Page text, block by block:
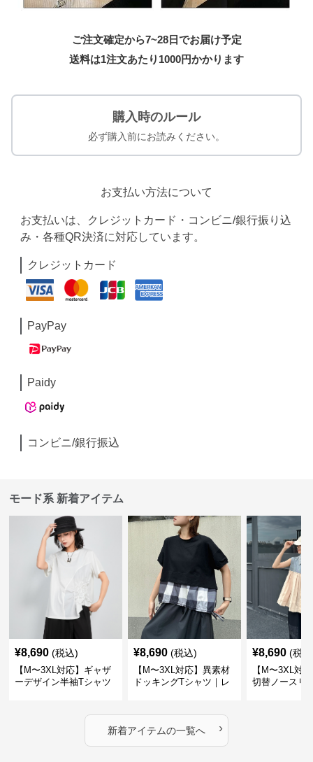
ご注文確定から7~28日でお届け予定
送料は1注文あたり 1000円かかります
購入時のルール
必ず購入前にお読みください。
お支払い方法について
お支払いは、クレジットカード・コンビニ/銀行振り込
み・各種QR決済に対応しています。
クレジットカード
PayPay
Paidy
コンビニ/銀行振込
モード系 新着アイテム
¥8,690 (税込)
【M〜3XL対応】ギャザ
ーデザイン半袖Tシャツ
¥8,690 (税込)
【M〜3XL対応】異素材
ドッキングTシャツ｜レ
カバー・大人モード
¥8,690 (税
【M〜3XL対
切替ノースリ
新着アイテムの一覧へ ›